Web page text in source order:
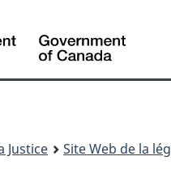
Justice Site Web de la